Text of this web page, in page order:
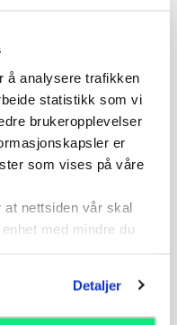
å analysere trafikken
statistikk som vi
brukeropplevelser
er
som vises på våre
at nettsiden vår skal
med mindre du
Detaljer
i å
oss
av laget